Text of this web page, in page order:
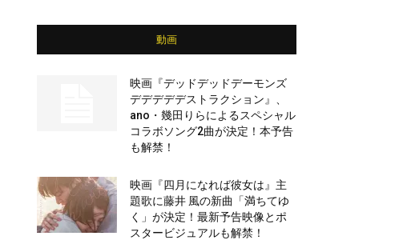
動画
映画『デッドデッドデーモンズ
デデデデデストラクション』、
ano・幾田りらによるスペシャル
コラボソング2曲が決定！本予告
も解禁！
映画『四月になれば彼女は』主
題歌に藤井 風の新曲「満ちてゆ
く」が決定！最新予告映像とポ
スタービジュアルも解禁！